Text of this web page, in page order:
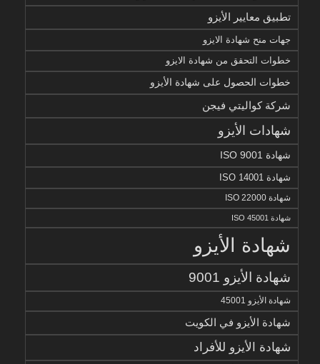
تطبيق معايير الأيزو
جهات منح شهادة الايزو
خطوات التحقق من شهادة الايزو
خطوات الحصول على شهادة الأيزو
شركة كواليتي فيجن
شهادات الأيزو
شهادة ISO 9001
شهادة ISO 14001
شهادة ISO 22000
شهادة ISO 45001
شهادة الأيزو
شهادة الأيزو 9001
شهادة الأيزو 45001
شهادة الأيزو في الكويت
شهادة الأيزو للأفراد